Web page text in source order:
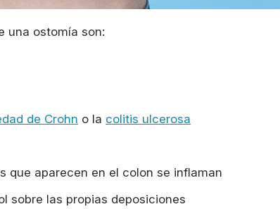
una ostomía son:
de Crohn o la colitis ulcerosa
que aparecen en el colon se inflaman
sobre las propias deposiciones